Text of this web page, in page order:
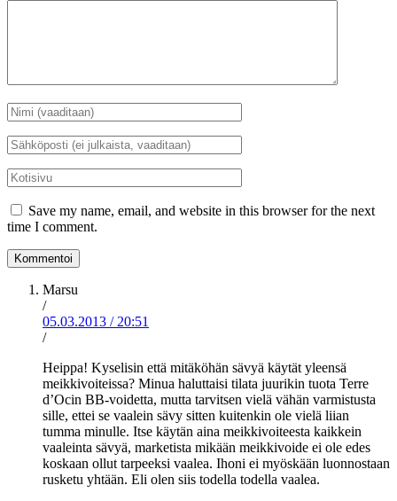
Nimi
*
Sähköposti
*
Kotisivu
Save my name, email, and website in this browser for the next
time I comment.
Marsu
/
05.03.2013 / 20:51
/
Heippa! Kyselisin että mitäköhän sävyä käytät yleensä
meikkivoiteissa? Minua haluttaisi tilata juurikin tuota Terre
d’Ocin BB-voidetta, mutta tarvitsen vielä vähän varmistusta
sille, ettei se vaalein sävy sitten kuitenkin ole vielä liian
tumma minulle. Itse käytän aina meikkivoiteesta kaikkein
vaaleinta sävyä, marketista mikään meikkivoide ei ole edes
koskaan ollut tarpeeksi vaalea. Ihoni ei myöskään luonnostaan
rusketu yhtään. Eli olen siis todella todella vaalea.